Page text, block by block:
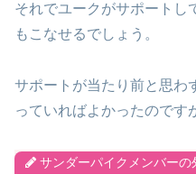
それでユークがサポートし
もこなせるでしょう。
サポートが当たり前と思わ
っていればよかったのです
サンダーパイクメンバーの